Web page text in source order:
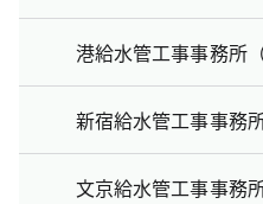
港給水管工事事務所
新宿給水管工事事務
文京給水管工事事務